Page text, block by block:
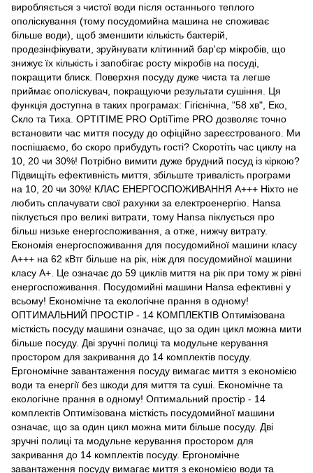
виробляється з чистої води після останнього теплого
ополіскування (тому посудомийна машина не споживає
більше води), щоб зменшити кількість бактерій,
продезінфікувати, зруйнувати клітинний бар'єр мікробів, що
знижує їх кількість і запобігає росту мікробів на посуді,
покращити блиск. Поверхня посуду дуже чиста та легше
приймає ополіскувач, покращуючи результати сушіння. Ця
функція доступна в таких програмах: Гігієнічна, "58 хв", Еко,
Скло та Тиха. OPTITIME PRO OptiTime PRO дозволяє точно
встановити час миття посуду до офіційно зареєстрованого. Ми
поспішаємо, бо скоро прибудуть гості? Скоротіть час циклу на
10, 20 чи 30%! Потрібно вимити дуже брудний посуд із кіркою?
Підвищіть ефективність миття, збільште тривалість програми
на 10, 20 чи 30%! КЛАС ЕНЕРГОСПОЖИВАННЯ А+++ Ніхто не
любить сплачувати свої рахунки за електроенергію. Hansa
піклується про великі витрати, тому Hansa піклується про
більш низьке енергоспоживання, а отже, нижчу витрату.
Економія енергоспоживання для посудомийної машини класу
A+++ на 62 кВтг більше на рік, ніж для посудомийної машини
класу A+. Це означає до 59 циклів миття на рік при тому ж рівні
енергоспоживання. Посудомийні машини Hansa ефективні у
всьому! Економічне та екологічне прання в одному!
ОПТИМАЛЬНИЙ ПРОСТІР - 14 КОМПЛЕКТІВ Оптимізована
місткість посуду машини означає, що за один цикл можна мити
більше посуду. Дві зручні полиці та модульне керування
простором для закривання до 14 комплектів посуду.
Ергономічне завантаження посуду вимагає миття з економією
води та енергії без шкоди для миття та суші. Економічне та
екологічне прання в одному! Оптимальний простір - 14
комплектів Оптимізована місткість посудомийної машини
означає, що за один цикл можна мити більше посуду. Дві
зручні полиці та модульне керування простором для
закривання до 14 комплектів посуду. Ергономічне
завантаження посуду вимагає миття з економією води та